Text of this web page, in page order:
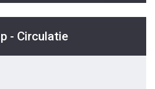
- Circulatie